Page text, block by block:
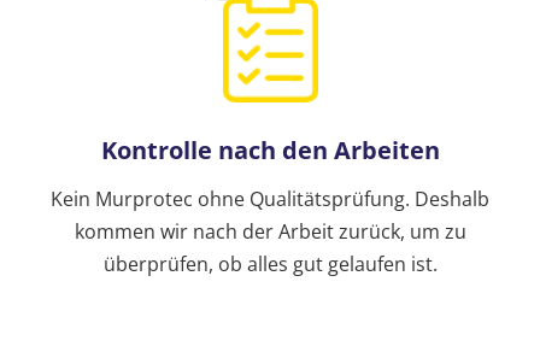
Kontrolle nach den Arbeiten
Kein Murprotec ohne Qualitätsprüfung. Deshalb
kommen wir nach der Arbeit zurück, um zu
überprüfen, ob alles gut gelaufen ist.